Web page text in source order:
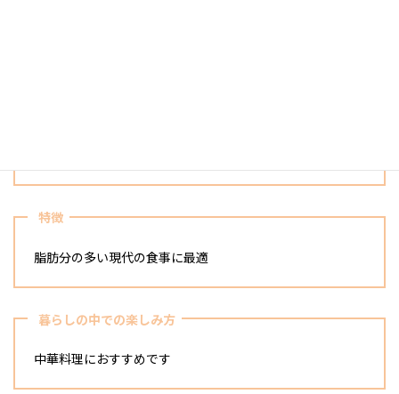
特徴
脂肪分の多い現代の食事に最適
暮らしの中での楽しみ方
中華料理におすすめです